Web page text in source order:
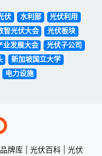
伏 水利部
光伏利用
光伏大会
光伏板块
业发展大会
光伏子公司
新加坡国立大学
电力设施
品牌库 光伏百科
光伏